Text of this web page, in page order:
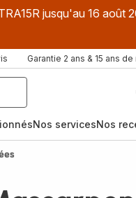
jusqu'au 16 août
Garantie 2 ans & 15 ans
Nos servicesNos